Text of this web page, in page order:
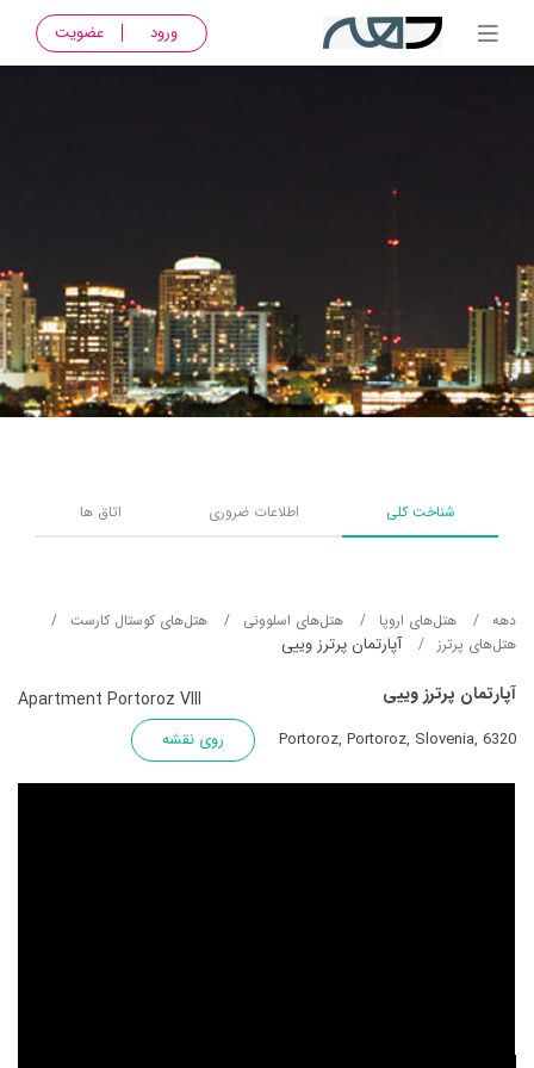
ورود عضویت
شناخت کلی اطلاعات ضروری اتاق ها
دهه هتل‌های اروپا هتل‌های اسلوونی
هتل‌های کوستال کارست
هتل‌های پرترز
آپارتمان پرترز وییی
آپارتمان پرترز وییی Apartment Portoroz VIII
Portoroz, Portoroz, Slovenia, 6320 روی نقشه